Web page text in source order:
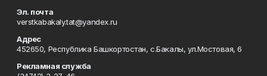
Эл. почта
verstkabakaly.tat@yandex.ru
Адрес
452650, Республика Башкортостан, с.Бакалы, ул.Мостовая, 6
Рекламная служба